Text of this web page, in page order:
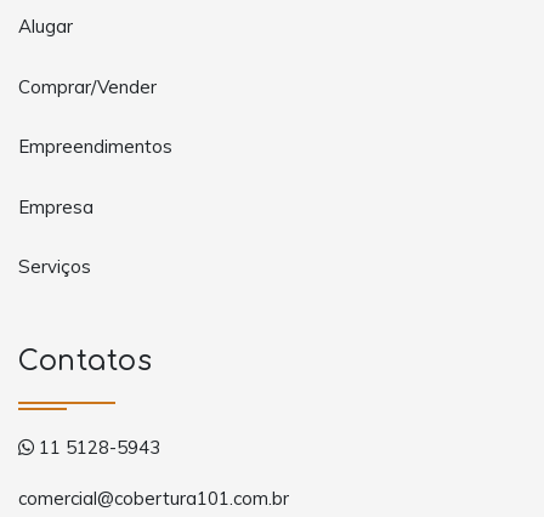
Alugar
Comprar/Vender
Empreendimentos
Empresa
Serviços
Contatos
11 5128-5943
comercial@cobertura101.com.br